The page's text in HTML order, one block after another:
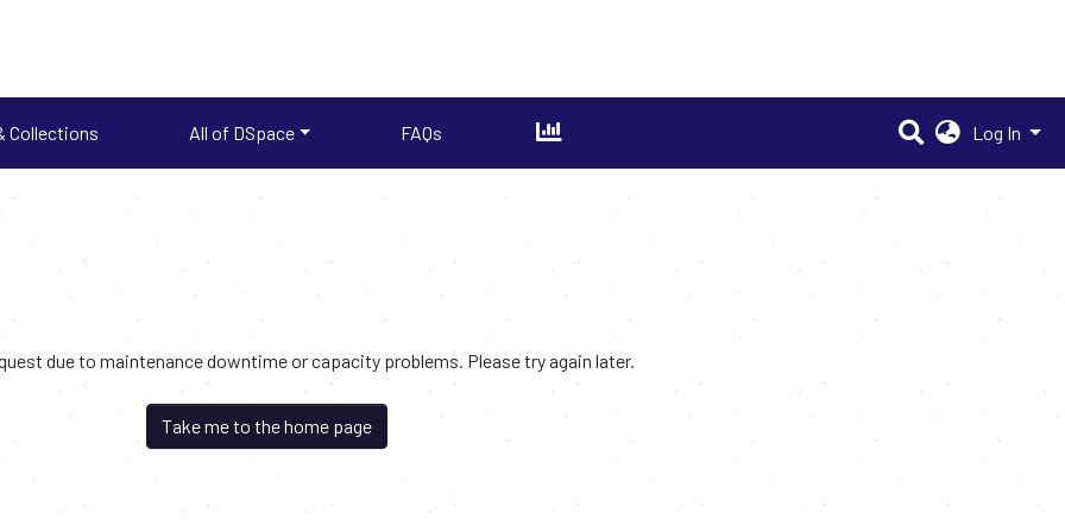
Collections All of DSpace FAQs Log In
due to maintenance downtime or capacity problems. Please try again later.
Take me to the home page